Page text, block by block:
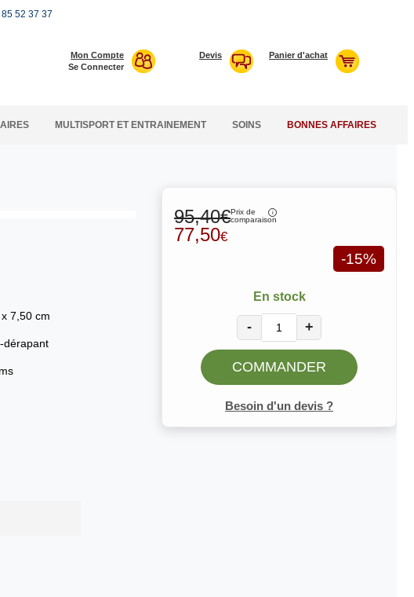
52 37 37
Mon Compte
Se Connecter
Devis Panier d'achat
MULTISPORT ET ENTRAINEMENT SOINS BONNES AFFAIRES
95,40€Prix de
comparaison
77,50€
-15%
En stock
- +
COMMANDER
Besoin d'un devis ?
7,50 cm
dérapant